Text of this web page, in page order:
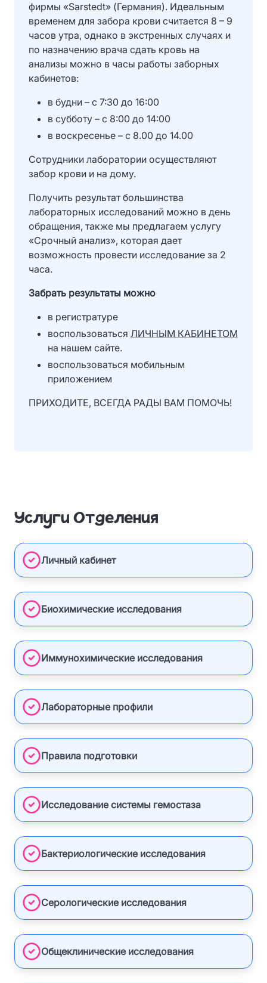
фирмы «Sarstedt» (Германия). Идеальным
временем для забора крови считается 8 – 9
часов утра, однако в экстренных случаях и
по назначению врача сдать кровь на
анализы можно в часы работы заборных
кабинетов:
в будни – с 7:30 до 16:00
в субботу – с 8:00 до 14:00
в воскресенье – с 8.00 до 14.00
Сотрудники лаборатории осуществляют
забор крови и на дому.
Получить результат большинства
лабораторных исследований можно в день
обращения, также мы предлагаем услугу
«Срочный анализ», которая дает
возможность провести исследование за 2
часа.
Забрать результаты можно
в регистратуре
воспользоваться ЛИЧНЫМ КАБИНЕТОМ
на нашем сайте.
воспользоваться мобильным
приложением
ПРИХОДИТЕ, ВСЕГДА РАДЫ ВАМ ПОМОЧЬ!
Услуги Отделения
Личный кабинет
Биохимические исследования
Иммунохимические исследования
Лабораторные профили
Правила подготовки
Исследование системы гемостаза
Бактериологические исследования
Серологические исследования
Общеклинические исследования